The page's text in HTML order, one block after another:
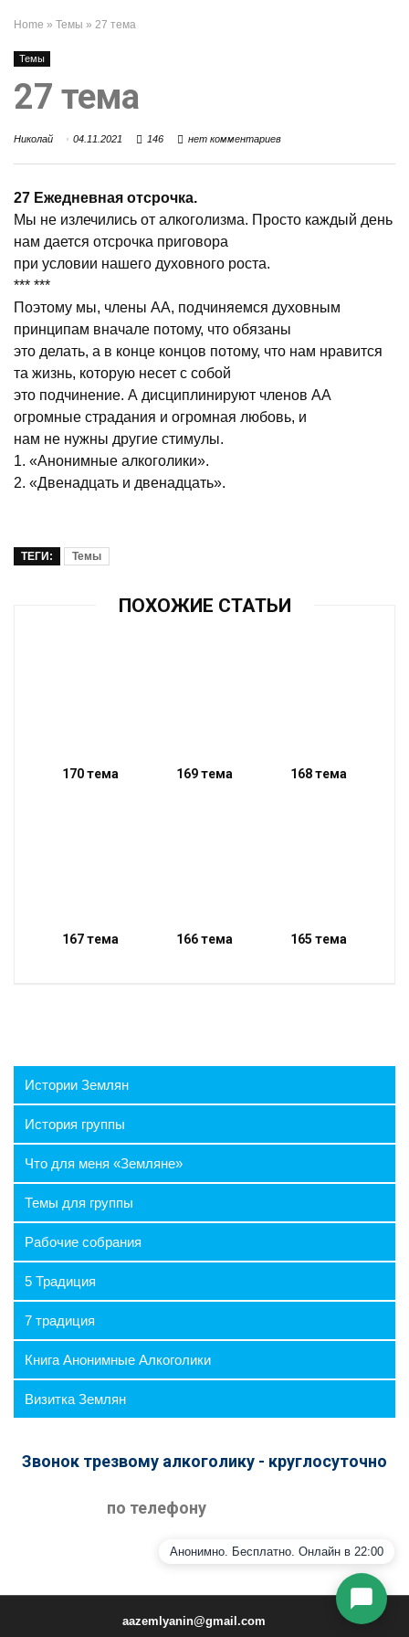
Home » Темы » 27 тема
Темы
27 тема
Николай 04.11.2021 146 нет комментариев
27 Ежедневная отсрочка.
Мы не излечились от алкоголизма. Просто каждый день
нам дается отсрочка приговора
при условии нашего духовного роста.
*** ***
Поэтому мы, члены АА, подчиняемся духовным
принципам вначале потому, что обязаны
это делать, а в конце концов потому, что нам нравится
та жизнь, которую несет с собой
это подчинение. А дисциплинируют членов АА
огромные страдания и огромная любовь, и
нам не нужны другие стимулы.
1. «Анонимные алкоголики».
2. «Двенадцать и двенадцать».
ТЕГИ: Темы
ПОХОЖИЕ СТАТЬИ
170 тема 169 тема 168 тема
167 тема 166 тема 165 тема
Истории Землян
История группы
Что для меня «Земляне»
Темы для группы
Рабочие собрания
5 Традиция
7 традиция
Книга Анонимные Алкоголики
Визитка Землян
Звонок трезвому алкоголику - круглосуточно
по телефону
aazemlyanin@gmail.com
в соответствии с
конфиденциальности
Анонимно. Бесплатно. Онлайн в 22:00